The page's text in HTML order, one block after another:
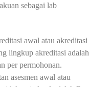
sebagai lab
awal atau akreditasi
lingkup akreditasi adalah
per permohonan.
asesmen awal atau